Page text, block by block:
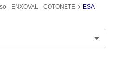
- ENXOVAL - COTONETE ESA